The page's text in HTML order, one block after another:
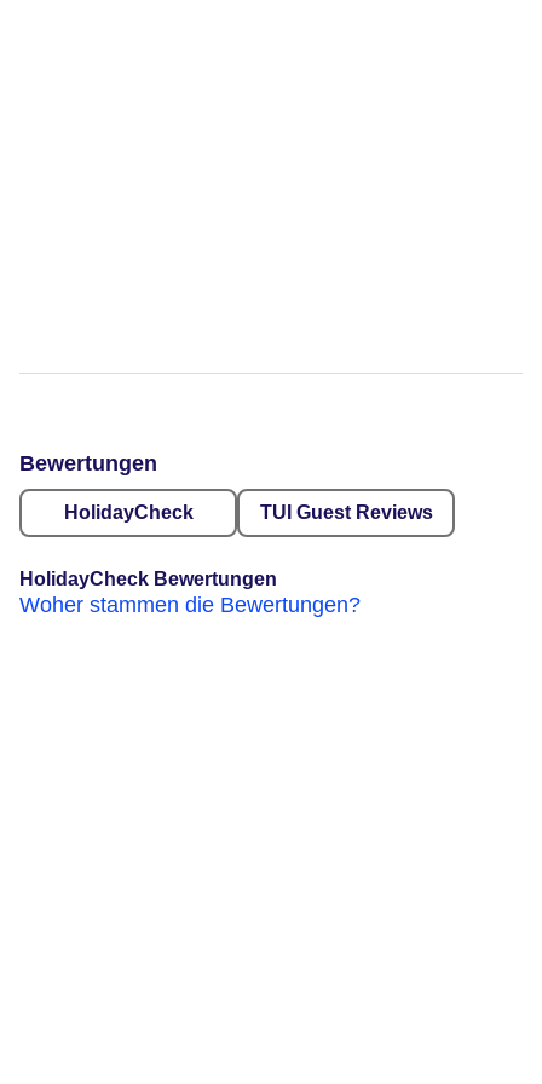
Bewertungen
HolidayCheck TUI Guest Reviews
HolidayCheck Bewertungen
Woher stammen die Bewertungen?